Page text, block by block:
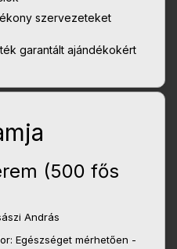
szervezeteket
garantált ajándékokért
(500 fős
András
Egészséget mérhetően -